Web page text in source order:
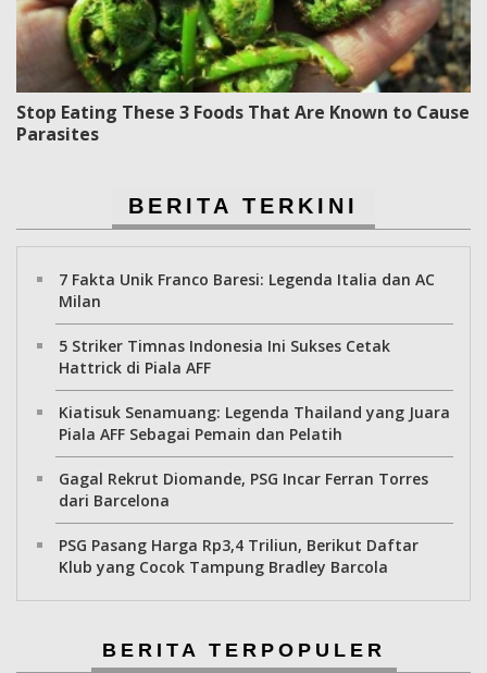
Stop Eating These 3 Foods That Are Known to Cause
Parasites
BERITA TERKINI
7 Fakta Unik Franco Baresi: Legenda Italia dan AC
Milan
5 Striker Timnas Indonesia Ini Sukses Cetak
Hattrick di Piala AFF
Kiatisuk Senamuang: Legenda Thailand yang Juara
Piala AFF Sebagai Pemain dan Pelatih
Gagal Rekrut Diomande, PSG Incar Ferran Torres
dari Barcelona
PSG Pasang Harga Rp3,4 Triliun, Berikut Daftar
Klub yang Cocok Tampung Bradley Barcola
BERITA TERPOPULER